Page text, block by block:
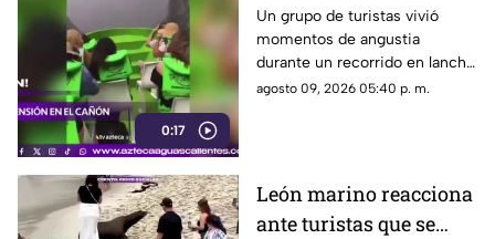
0:17
por fuerte tormenta en
el Cañón del Sumidero
Un grupo de turistas vivió
momentos de angustia
durante un recorrido en lancha
por el Cañón del Sumidero, en
agosto 09, 2026 05:40 p. m.
León marino reacciona
ante turistas que se